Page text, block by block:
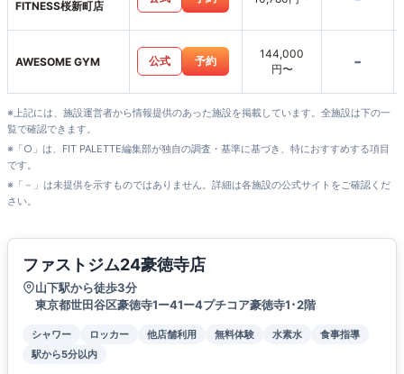
FITNESS桜新町店
AWESOME GYM 公式 予約
144,000
円〜
-
※上記には、施設運営者から情報提供のあった施設を掲載しています。全施設は下の一
覧で確認できます。
※「○」は、FIT PALETTE編集部が独自の調査・基準に基づき、特におすすめする項目
です。
※「－」は未提供を示すものではありません。詳細は各施設の公式サイトをご確認くだ
さい。
ファストジム24豪徳寺店
山下駅から徒歩3分
東京都世田谷区豪徳寺1ー41ー4プチコア豪徳寺1･2階
シャワー ロッカー 他店舗利用 無料体験 水素水
食事指導
駅から5分以内